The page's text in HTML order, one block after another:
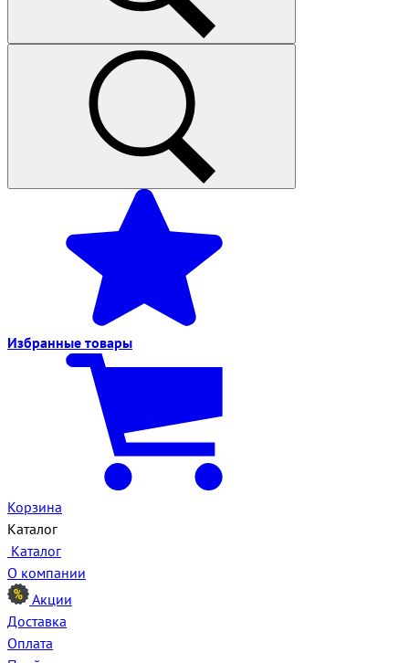
Избранные товары
Корзина
Каталог
Каталог
О компании
Акции
Доставка
Оплата